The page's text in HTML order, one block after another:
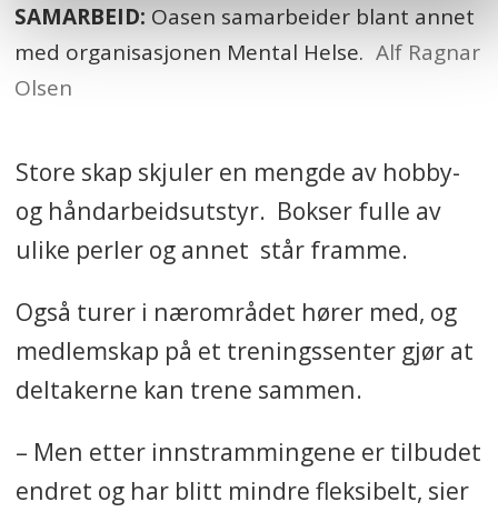
SAMARBEID: Oasen samarbeider blant annet
med organisasjonen Mental Helse. Alf Ragnar
Olsen
Store skap skjuler en mengde av hobby-
og håndarbeidsutstyr. Bokser fulle av
ulike perler og annet står framme.
Også turer i nærområdet hører med, og
medlemskap på et treningssenter gjør at
deltakerne kan trene sammen.
– Men etter innstrammingene er tilbudet
endret og har blitt mindre fleksibelt, sier